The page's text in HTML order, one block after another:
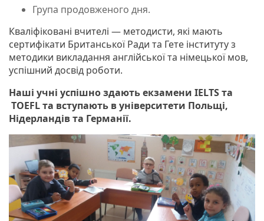
Група продовженого дня.
Кваліфіковані вчителі — методисти, які мають
сертифікати Британської Ради та Гете інституту з
методики викладання англійської та німецької мов,
успішний досвід роботи.
Наші учні успішно здають екзамени IELTS та
TOEFL та вступають в університети Польщі,
Нідерландів та Германії.
